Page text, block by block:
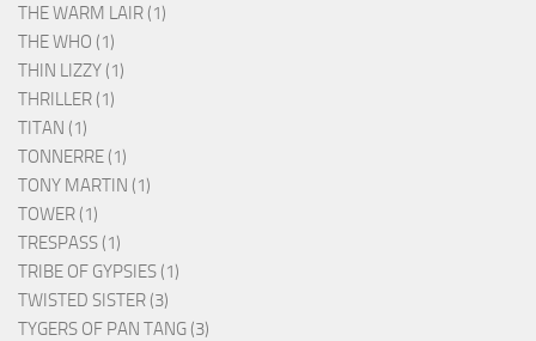
THE WARM LAIR (1)
THE WHO (1)
THIN LIZZY (1)
THRILLER (1)
TITAN (1)
TONNERRE (1)
TONY MARTIN (1)
TOWER (1)
TRESPASS (1)
TRIBE OF GYPSIES (1)
TWISTED SISTER (3)
TYGERS OF PAN TANG (3)